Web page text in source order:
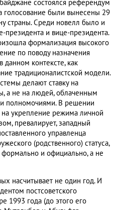
состоялся референдум
голосование были вынесены 29
страны. Среди новелл было и
президента и вице-президента.
формализация высокого
по поводу назначения
контексте, как
традиционалистской модели.
делают ставку на
а не на людей, облаченным
полномочиями. В решении
укрепление режима личной
превалирует, западный
управленца
(родственного) статуса,
формально и официально, а не
насчитывает не один год. И
постсоветского
1993 года (до этого его